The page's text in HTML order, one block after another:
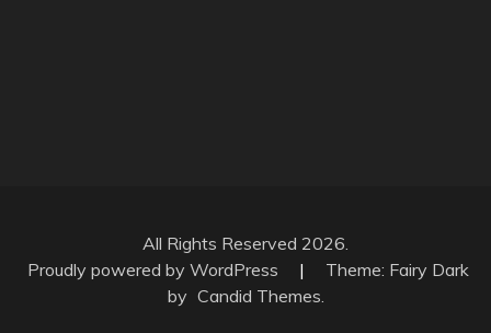
All Rights Reserved 2026.
Proudly powered by WordPress
|
Theme: Fairy Dark
by Candid Themes.